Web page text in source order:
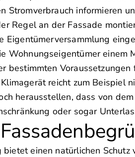
Stromverbrauch informieren
Regel an der Fassade
Eigentümerversammlung
Wohnungseigentümer einem
bestimmten
reicht zum Beispiel
herausstellen, dass von
oder sogar
bietet einen natürlichen